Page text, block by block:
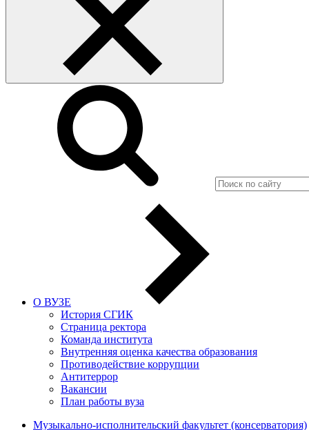
О ВУЗЕ
История СГИК
Страница ректора
Команда института
Внутренняя оценка качества образования
Противодействие коррупции
Антитеррор
Вакансии
План работы вуза
Музыкально-исполнительский факультет (консерватория)